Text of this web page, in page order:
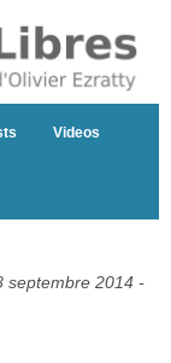
Videos
septembre 2014 -